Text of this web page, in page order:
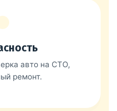
авто на СТО,
ремонт.